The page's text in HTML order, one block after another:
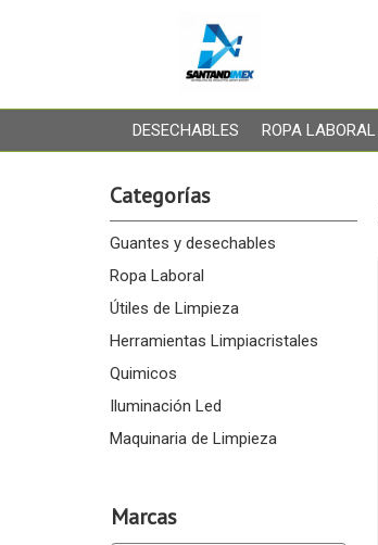
DESECHABLES ROPA LABORAL
Categorías
Guantes y desechables
Ropa Laboral
Útiles de Limpieza
Herramientas Limpiacristales
Quimicos
Iluminación Led
Maquinaria de Limpieza
Marcas